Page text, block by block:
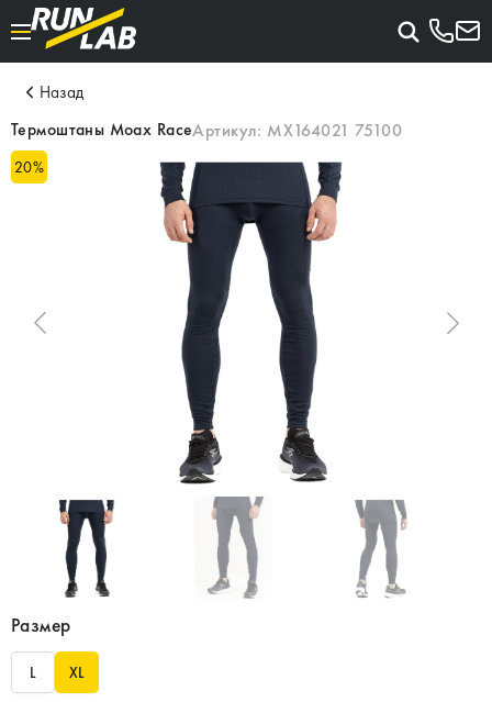
Назад
Термоштаны Moax RaceАртикул: MX164021 75100
20%
Размер
L XL